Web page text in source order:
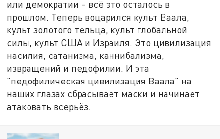
или демократии – всё это осталось в
прошлом. Теперь воцарился культ Ваала,
культ золотого тельца, культ глобальной
силы, культ США и Израиля. Это цивилизация
насилия, сатанизма, каннибализма,
извращений и педофилии. И эта
"педофилическая цивилизация Ваала" на
наших глазах сбрасывает маски и начинает
атаковать всерьёз.